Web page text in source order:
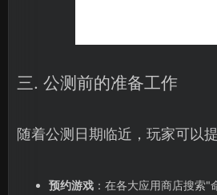
三. 公测前的准备工作
随着公测日期临近，玩家可以
预约游戏：在各大应用商店搜索"